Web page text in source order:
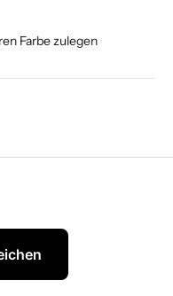
Farbe zulegen